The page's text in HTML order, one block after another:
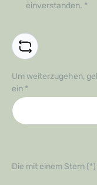
einverstanden. *
Um weiterzugehen,
ein *
Die mit einem Stern